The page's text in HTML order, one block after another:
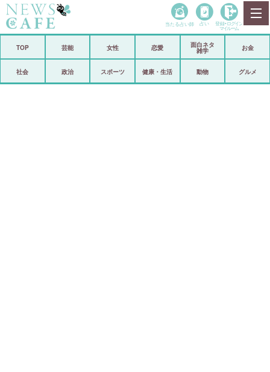
政治
当たる占い師 占い 登録• ログイン
マイルーム
TOP 芸能 女性 恋愛
面白ネタ
雑学
お金
社会 政治 スポーツ 健康・生活 動物 グルメ